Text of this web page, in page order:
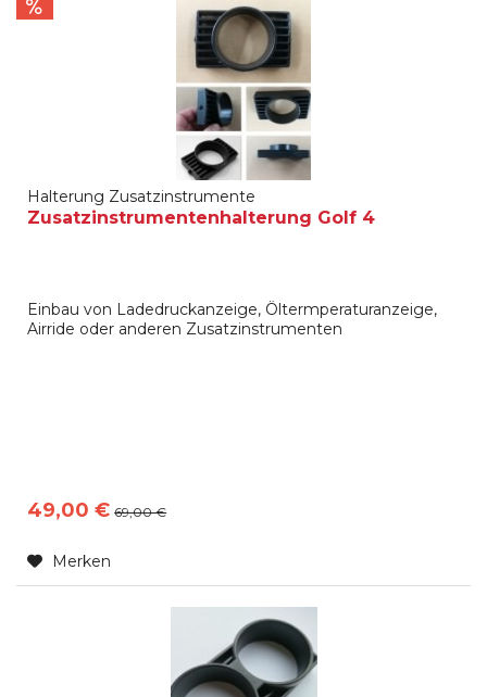
Halterung Zusatzinstrumente
Zusatzinstrumentenhalterung Golf 4
Einbau von Ladedruckanzeige, Öltermperaturanzeige,
Airride oder anderen Zusatzinstrumenten
49,00 € 69,00 €
Merken